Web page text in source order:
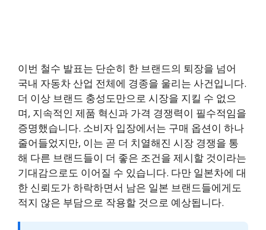
이번 철수 발표는 단순히 한 브랜드의 퇴장을 넘어
국내 자동차 산업 전체에 경종을 울리는 사건입니다.
더 이상 브랜드 충성도만으로 시장을 지킬 수 없으
며, 지속적인 제품 혁신과 가격 경쟁력이 필수적임을
증명했습니다. 소비자 입장에서는 구매 옵션이 하나
줄어들었지만, 이는 곧 더 치열해진 시장 경쟁을 통
해 다른 브랜드들이 더 좋은 조건을 제시할 것이라는
기대감으로도 이어질 수 있습니다. 다만 일본차에 대
한 신뢰도가 하락하면서 남은 일본 브랜드들에게도
적지 않은 부담으로 작용할 것으로 예상됩니다.